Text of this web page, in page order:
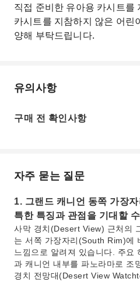
직접 준비한 유아용 카시트를
카시트를 지참하지 않은 어린
양해 부탁드립니다.
유의사항
구매 전 확인사항
자주 묻는 질문
1. 그랜드 캐니언 동쪽 가장
특한 특징과 관점을 기대할
사막 경치(Desert View) 근처의
는 서쪽 가장자리(South Rim)에
느낌으로 알려져 있습니다. 주요
과 캐니언 내부를 파노라마로 조
경치 전망대(Desert View